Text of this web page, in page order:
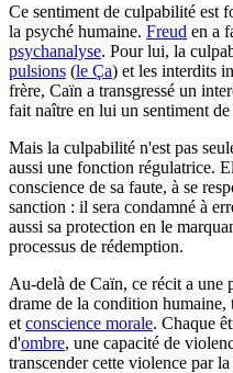
Ce sentiment de culpabilité est
la psyché humaine. Freud en a
psychanalyse. Pour lui, la
pulsions (le Ça) et les interdits
frère, Caïn a transgressé un
fait naître en lui un sentiment
Mais la culpabilité n'est pas
aussi une fonction régulatrice.
conscience de sa faute, à se
sanction : il sera condamné à
aussi sa protection en le
processus de rédemption.
Au-delà de Caïn, ce récit a une
drame de la condition
et conscience morale. Chaque
d'ombre, une capacité de
transcender cette violence par